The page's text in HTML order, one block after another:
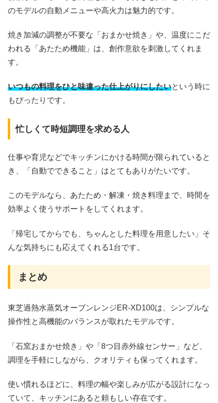
のモデルの自動メニューや高火力は魅力的です。
焼き加減の調整が不要な「おまかせ焼き」や、温度にこだ
われる「あたため機能」は、創作意欲を刺激してくれま
す。
いつもの料理をひと味違った仕上がりにしたいという時に
もぴったりです。
忙しくて時短調理を求める人
仕事や育児などでキッチンにかける時間が限られていると
き、「自動でできること」はとてもありがたいです。
このモデルなら、あたため・解凍・焼き料理まで、時間を
効率よく使うサポートをしてくれます。
「帰宅してからでも、ちゃんとした料理を用意したい」そ
んな気持ちにも応えてくれる1台です。
まとめ
東芝過熱水蒸気オーブンレンジER-XD100は、シンプルな
操作性と高機能のバランスが取れたモデルです。
「石窯おまかせ焼き」や「8つ目赤外線センサー」など、
調理を手軽にしながら、クオリティも保ってくれます。
使い慣れるほどに、料理の幅や楽しみが広がる設計になっ
ていて、キッチンにあると頼もしい存在です。